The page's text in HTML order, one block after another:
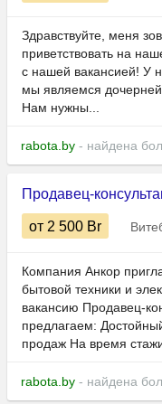
Здравствуйте, меня
приветствовать на
с нашей вакансией! У
мы являемся
Нам нужны...
rabota.by - найдена
Продавец-
от 2 500 Br
Компания Анкор
бытовой техники и
вакансию Продавец-
предлагаем:
продаж На время
rabota.by - найдена